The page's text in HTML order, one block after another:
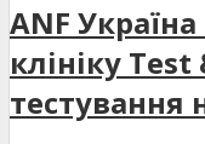
ANF
клініку
тестування